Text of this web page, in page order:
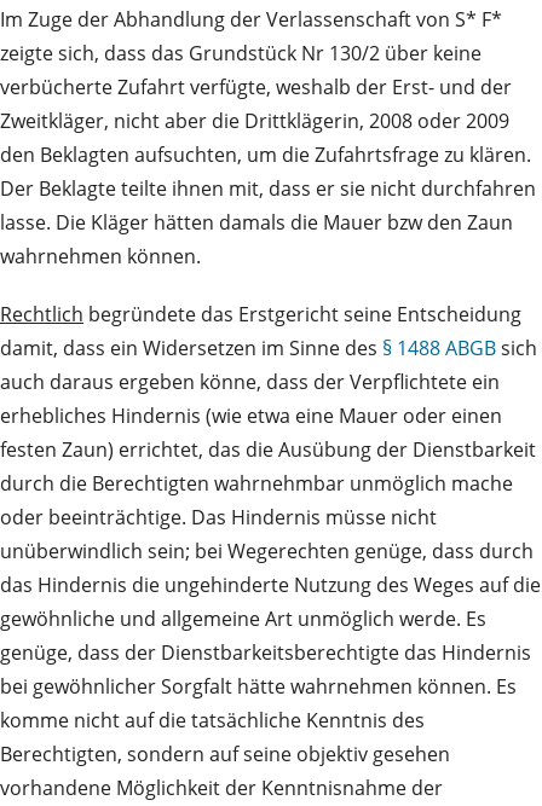
Im Zuge der Abhandlung der Verlassenschaft von S* F*
zeigte sich, dass das Grundstück Nr 130/2 über keine
verbücherte Zufahrt verfügte, weshalb der Erst- und der
Zweitkläger, nicht aber die Drittklägerin, 2008 oder 2009
den Beklagten aufsuchten, um die Zufahrtsfrage zu klären.
Der Beklagte teilte ihnen mit, dass er sie nicht durchfahren
lasse. Die Kläger hätten damals die Mauer bzw den Zaun
wahrnehmen können.
Rechtlich begründete das Erstgericht seine Entscheidung
damit, dass ein Widersetzen im Sinne des § 1488 ABGBsich
auch daraus ergeben könne, dass der Verpflichtete ein
erhebliches Hindernis (wie etwa eine Mauer oder einen
festen Zaun) errichtet, das die Ausübung der Dienstbarkeit
durch die Berechtigten wahrnehmbar unmöglich mache
oder beeinträchtige. Das Hindernis müsse nicht
unüberwindlich sein; bei Wegerechten genüge, dass durch
das Hindernis die ungehinderte Nutzung des Weges auf die
gewöhnliche und allgemeine Art unmöglich werde. Es
genüge, dass der Dienstbarkeitsberechtigte das Hindernis
bei gewöhnlicher Sorgfalt hätte wahrnehmen können. Es
komme nicht auf die tatsächliche Kenntnis des
Berechtigten, sondern auf seine objektiv gesehen
vorhandene Möglichkeit der Kenntnisnahme der